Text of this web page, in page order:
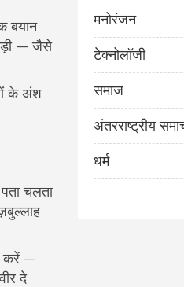
बयान
— जैसे
के अंश
चलता
करें —
दे
मनोरंजन
टेक्नोलॉजी
समाज
अंतरराष्ट्रीय
धर्म